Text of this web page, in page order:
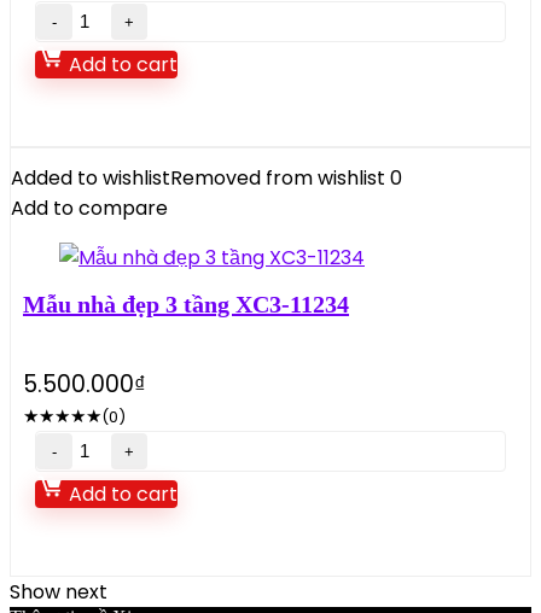
Mẫu
nhà
đẹp
XC3-
1T242
quantity
Add to cart
Added to wishlistRemoved from wishlist 0
Add to compare
Mẫu nhà đẹp 3 tầng XC3-11234
5.500.000₫
★★★★★(0)
Mẫu
nhà
đẹp
XC3-
Add to cart
Show next